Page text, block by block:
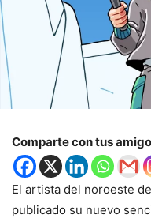
Comparte con tus
El artista del noroeste
publicado su nuevo